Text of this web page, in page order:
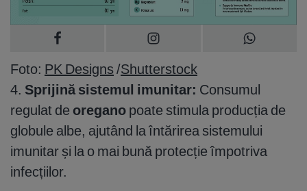
Foto: PK Designs /Shutterstock
4. Sprijină sistemul imunitar: Consumul
regulat de oregano poate stimula producția de
globule albe, ajutând la întărirea sistemului
imunitar și la o mai bună protecție împotriva
infecțiilor.